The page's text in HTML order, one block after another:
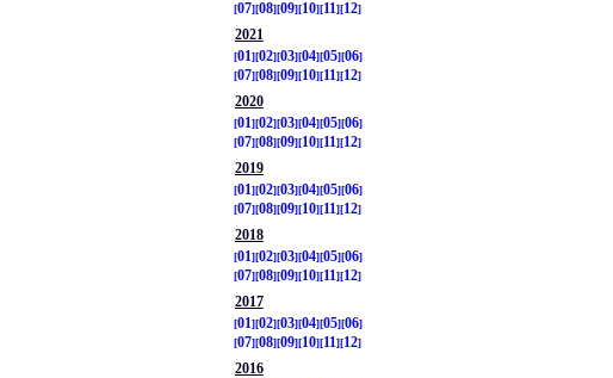
07 08 09 10 11
12
2021
01
02 03 04 05 06
07 08 09 10 11
12
2020
01
02 03 04 05 06
07 08 09 10 11
12
2019
01
02 03 04 05 06
07 08 09 10 11
12
2018
01 02 03 04 05 06
07 08 09 10 11 12
2017
01 02 03 04 05 06
07 08 09 10 11 12
2016